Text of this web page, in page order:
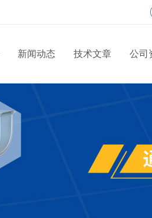
新闻动态 技术文章 公司